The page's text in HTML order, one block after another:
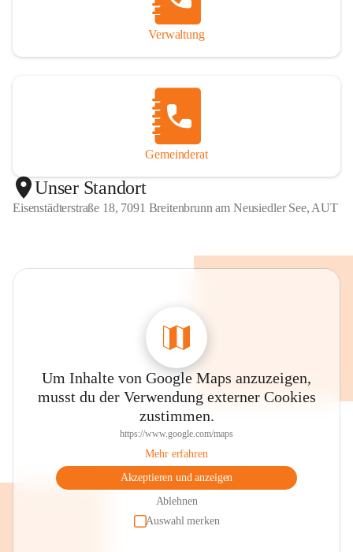
Verwaltung
Gemeinderat
Unser Standort
Eisenstädterstraße 18, 7091 Breitenbrunn am Neusiedler See, AUT
Um Inhalte von Google Maps anzuzeigen,
musst du der Verwendung externer Cookies
zustimmen.
https://www.google.com/maps
Mehr erfahren
Akzeptieren und anzeigen
Ablehnen
Auswahl merken